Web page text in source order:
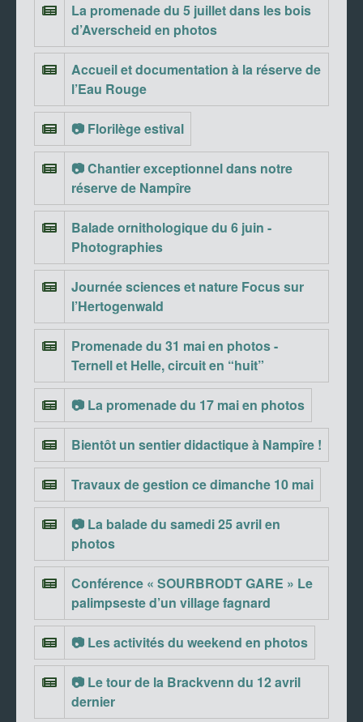
La promenade du 5 juillet dans les bois
d’Averscheid en photos
Accueil et documentation à la réserve de
l’Eau Rouge
📷 Florilège estival
📷 Chantier exceptionnel dans notre
réserve de Nampîre
Balade ornithologique du 6 juin -
Photographies
Journée sciences et nature Focus sur
l’Hertogenwald
Promenade du 31 mai en photos -
Ternell et Helle, circuit en “huit”
📷 La promenade du 17 mai en photos
Bientôt un sentier didactique à Nampîre !
Travaux de gestion ce dimanche 10 mai
📷 La balade du samedi 25 avril en
photos
Conférence « SOURBRODT GARE » Le
palimpseste d’un village fagnard
📷 Les activités du weekend en photos
📷 Le tour de la Brackvenn du 12 avril
dernier